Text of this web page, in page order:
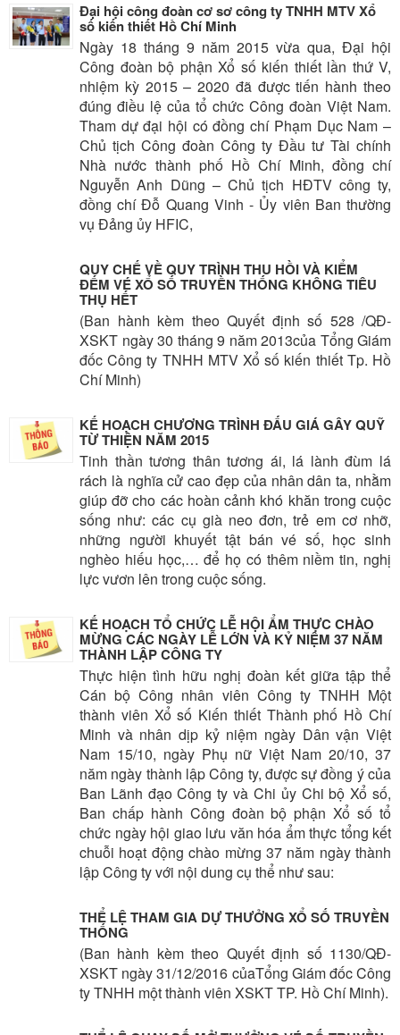
Đại hội công đoàn cơ sơ công ty TNHH MTV Xổ
số kiến thiết Hồ Chí Minh
Ngày 18 tháng 9 năm 2015 vừa qua, Đại hội
Công đoàn bộ phận Xổ số kiến thiết lần thứ V,
nhiệm kỳ 2015 – 2020 đã được tiến hành theo
đúng điều lệ của tổ chức Công đoàn Việt Nam.
Tham dự đại hội có đồng chí Phạm Dục Nam –
Chủ tịch Công đoàn Công ty Đầu tư Tài chính
Nhà nước thành phố Hồ Chí Minh, đồng chí
Nguyễn Anh Dũng – Chủ tịch HĐTV công ty,
đồng chí Đỗ Quang Vinh - Ủy viên Ban thường
vụ Đảng ủy HFIC,
QUY CHẾ VỀ QUY TRÌNH THU HỒI VÀ KIỂM
ĐẾM VÉ XỔ SỐ TRUYỀN THỐNG KHÔNG TIÊU
THỤ HẾT
(Ban hành kèm theo Quyết định số 528 /QĐ-
XSKT ngày 30 tháng 9 năm 2013của Tổng Giám
đốc Công ty TNHH MTV Xổ số kiến thiết Tp. Hồ
Chí Minh)
KẾ HOẠCH CHƯƠNG TRÌNH ĐẤU GIÁ GÂY QUỸ
TỪ THIỆN NĂM 2015
Tinh thần tương thân tương ái, lá lành đùm lá
rách là nghĩa cử cao đẹp của nhân dân ta, nhằm
giúp đỡ cho các hoàn cảnh khó khăn trong cuộc
sống như: các cụ già neo đơn, trẻ em cơ nhỡ,
những người khuyết tật bán vé số, học sinh
nghèo hiếu học,… để họ có thêm niềm tin, nghị
lực vươn lên trong cuộc sống.
KẾ HOẠCH TỔ CHỨC LỄ HỘI ẨM THỰC CHÀO
MỪNG CÁC NGÀY LỄ LỚN VÀ KỶ NIỆM 37 NĂM
THÀNH LẬP CÔNG TY
Thực hiện tình hữu nghị đoàn kết giữa tập thể
Cán bộ Công nhân viên Công ty TNHH Một
thành viên Xổ số Kiến thiết Thành phố Hồ Chí
Minh và nhân dịp kỷ niệm ngày Dân vận Việt
Nam 15/10, ngày Phụ nữ Việt Nam 20/10, 37
năm ngày thành lập Công ty, được sự đồng ý của
Ban Lãnh đạo Công ty và Chi ủy Chi bộ Xổ số,
Ban chấp hành Công đoàn bộ phận Xổ số tổ
chức ngày hội giao lưu văn hóa ẩm thực tổng kết
chuỗi hoạt động chào mừng 37 năm ngày thành
lập Công ty với nội dung cụ thể như sau:
THỂ LỆ THAM GIA DỰ THƯỞNG XỔ SỐ TRUYỀN
THỐNG
(Ban hành kèm theo Quyết định số 1130/QĐ-
XSKT ngày 31/12/2016 củaTổng Giám đốc Công
ty TNHH một thành viên XSKT TP. Hồ Chí Minh).